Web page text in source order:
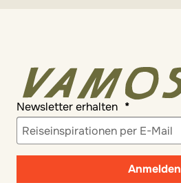
Newsletter erhalten
Anmelden